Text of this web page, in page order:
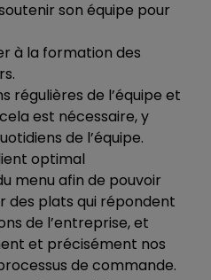
son équipe pour
à la formation des
régulières de l’équipe et
est nécessaire, y
de l’équipe.
optimal
menu afin de pouvoir
des plats qui répondent
de l’entreprise, et
et précisément nos
de commande.